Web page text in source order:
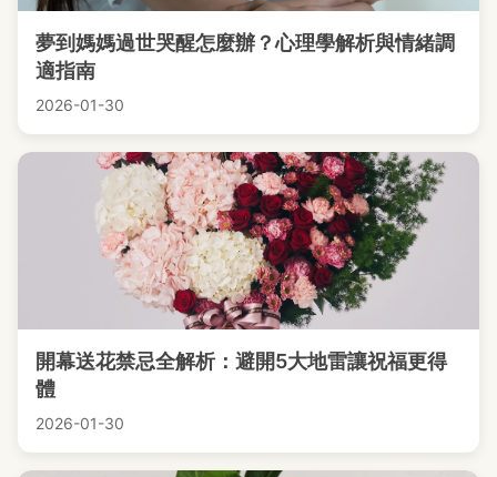
夢到媽媽過世哭醒怎麼辦？心理學解析與情緒調
適指南
2026-01-30
開幕送花禁忌全解析：避開5大地雷讓祝福更得
體
2026-01-30